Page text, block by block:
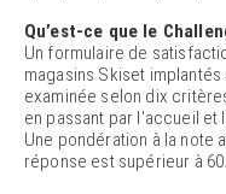
Qu’est-ce que le
Un formulaire de
magasins Skiset
examinée selon dix
en passant par l'accueil
Une pondération à la note
réponse est supérieur à 60.